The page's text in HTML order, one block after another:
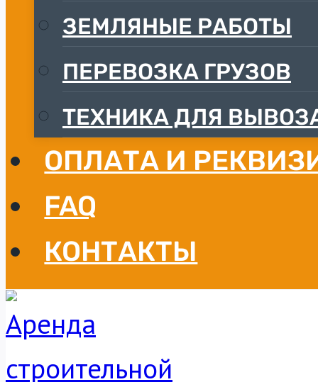
ЗЕМЛЯНЫЕ РАБОТЫ
ПЕРЕВОЗКА ГРУЗОВ
ТЕХНИКА ДЛЯ
ОПЛАТА И
FAQ
КОНТАКТЫ